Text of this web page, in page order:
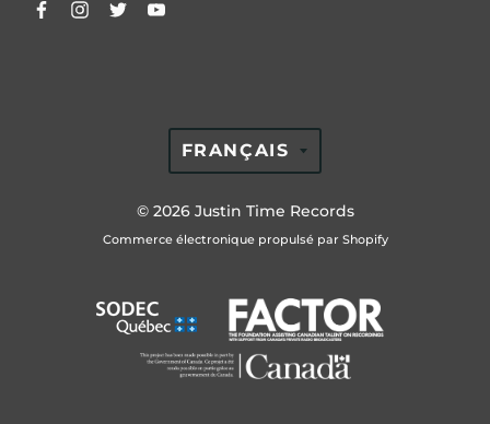
© 2026 Justin Time Records
Commerce électronique propulsé par Shopify
TRANSLATION
MISSING:
FRANÇAIS